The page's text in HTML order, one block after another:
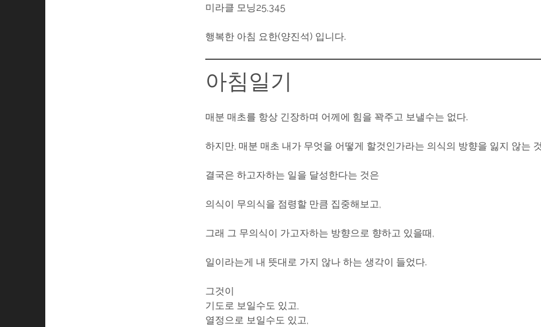
미라클 모닝25,345
행복한 아침 요한(양진석) 입니다.
아침일기
매분 매초를 항상 긴장하며 어께에 힘을 꽉주고 보낼수는 없다.
하지만, 매분 매초 내가 무엇을 어떻게 할것인가라는 의식의 방향을 잃지 않는
결국은 하고자하는 일을 달성한다는 것은
의식이 무의식을 점령할 만큼 집중해보고,
그래 그 무의식이 가고자하는 방향으로 향하고 있을때,
일이라는게 내 뜻대로 가지 않나 하는 생각이 들었다.
그것이
기도로 보일수도 있고,
열정으로 보일수도 있고,